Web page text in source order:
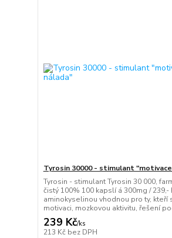
Tyrosin 30000 - stimulant
Tyrosin - stimulant Tyrosin 30 000,
čistý 100% 100 kapslí á 300mg /
aminokyselinou vhodnou pro ty, kteří
motivaci, mozkovou aktivitu, řešení
239 Kč/ks
213 Kč bez DPH